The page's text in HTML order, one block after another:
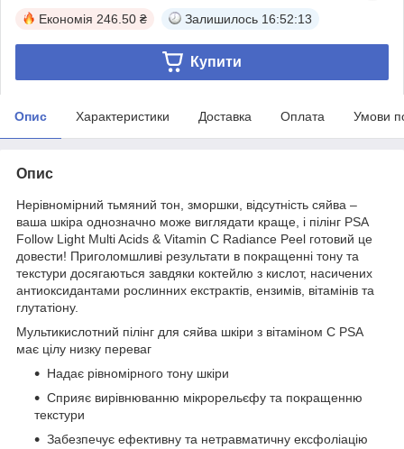
Економія 246.50 ₴ Залишилось 16:52:13
Купити
Опис Характеристики Доставка Оплата Умови
Опис
Нерівномірний тьмяний тон, зморшки, відсутність сяйва –
ваша шкіра однозначно може виглядати краще, і пілінг PSA
Follow Light Multi Acids & Vitamin C Radiance Peel готовий це
довести! Приголомшливі результати в покращенні тону та
текстури досягаються завдяки коктейлю з кислот, насичених
антиоксидантами рослинних екстрактів, ензимів, вітамінів та
глутатіону.
Мультикислотний пілінг для сяйва шкіри з вітаміном С PSA
має цілу низку переваг
Надає рівномірного тону шкіри
Сприяє вирівнюванню мікрорельєфу та покращенню
текстури
Забезпечує ефективну та нетравматичну ексфоліацію